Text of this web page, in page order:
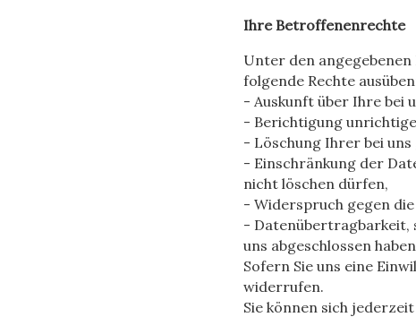
Ihre Betroffenenrechte
Unter den
folgende Rechte
- Auskunft über Ihre bei
- Berichtigung
- Löschung Ihrer bei
- Einschränkung der
nicht löschen dürfen,
- Widerspruch gegen
- Datenübertragbarkeit,
uns abgeschlossen
Sofern Sie uns eine
widerrufen.
Sie können sich